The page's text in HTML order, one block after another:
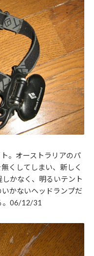
。オーストラリアのパ
くしてしまい、新しく
かなく、明るいテント
かないヘッドランプだ
。06/12/31